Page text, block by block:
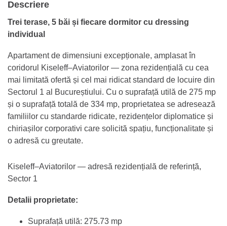
Descriere
Trei terase, 5 băi și fiecare dormitor cu dressing
individual
Apartament de dimensiuni excepționale, amplasat în
coridorul Kiseleff–Aviatorilor — zona rezidențială cu cea
mai limitată ofertă și cel mai ridicat standard de locuire din
Sectorul 1 al Bucureștiului. Cu o suprafață utilă de 275 mp
și o suprafață totală de 334 mp, proprietatea se adresează
familiilor cu standarde ridicate, rezidențelor diplomatice și
chiriașilor corporativi care solicită spațiu, funcționalitate și
o adresă cu greutate.
Kiseleff–Aviatorilor — adresă rezidențială de referință,
Sector 1
Detalii proprietate:
Suprafață utilă: 275.73 mp